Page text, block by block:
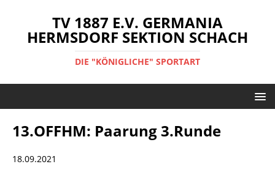
TV 1887 E.V. GERMANIA
HERMSDORF SEKTION SCHACH
DIE "KÖNIGLICHE" SPORTART
13.OFFHM: Paarung 3.Runde
18.09.2021